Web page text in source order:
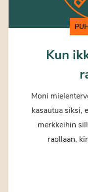
Kun
Moni
kasautua siksi,
merkkeihin
raollaan,